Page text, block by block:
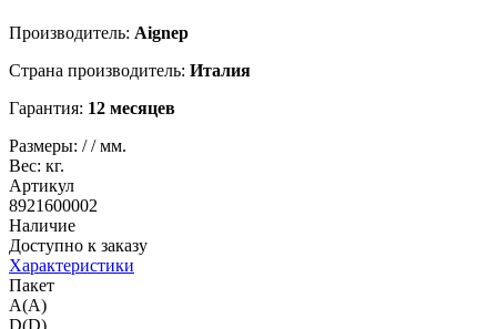
Производитель: Aignep
Страна производитель: Италия
Гарантия: 12 месяцев
Размеры: //мм.
Вес: кг.
Артикул
8921600002
Наличие
Доступно к заказу
Характеристики
Пакет
A(A)
D(D)